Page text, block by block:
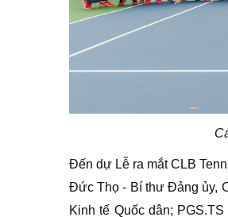
Đến dự Lễ ra mắt CLB
Đức Thọ - Bí thư Đảng ủy,
Kinh tế Quốc dân;